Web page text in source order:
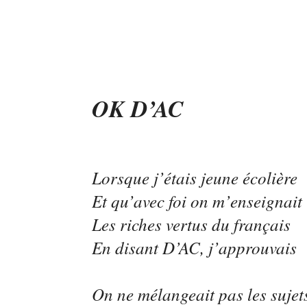
OK D’AC
Lorsque j’étais jeune écolière
Et qu’avec foi on m’enseignait
Les riches vertus du français
En disant D’AC, j’approuvais
On ne mélangeait pas les